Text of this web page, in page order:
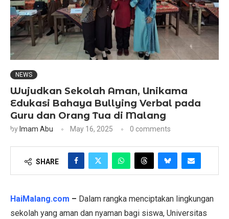
NEWS
Wujudkan Sekolah Aman, Unikama
Edukasi Bahaya Bullying Verbal pada
Guru dan Orang Tua di Malang
by Imam Abu May 16, 2025 0 comments
SHARE
HaiMalang.com – Dalam rangka menciptakan lingkungan
sekolah yang aman dan nyaman bagi siswa, Universitas